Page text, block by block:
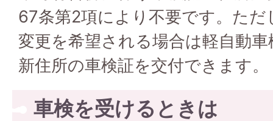
67条第2項により不要です。ただ
変更を希望される場合は軽自動
新住所の車検証を交付できます。
車検を受けるときは